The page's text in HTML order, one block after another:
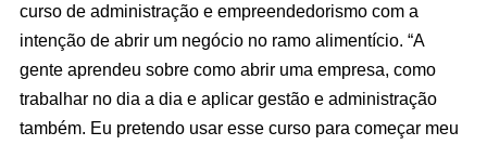
curso de administração e empreendedorismo com a
intenção de abrir um negócio no ramo alimentício. “A
gente aprendeu sobre como abrir uma empresa, como
trabalhar no dia a dia e aplicar gestão e administração
também. Eu pretendo usar esse curso para começar meu